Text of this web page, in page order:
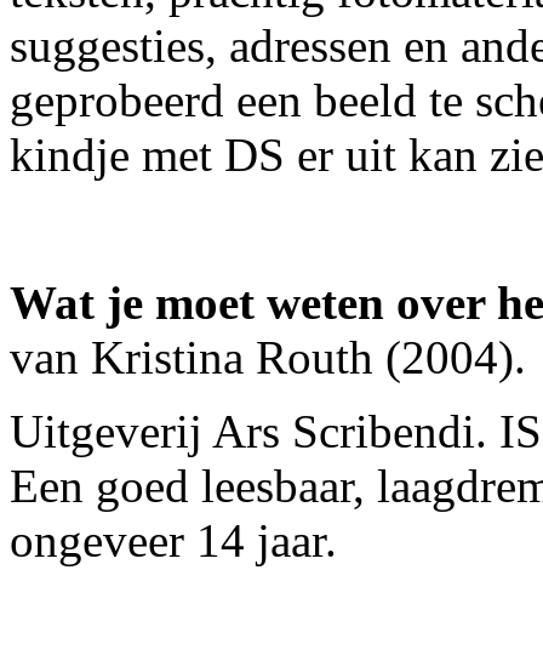
suggesties, adressen en
geprobeerd een beeld te
kindje met DS er uit kan
Wat je moet weten over
van Kristina Routh (2004).
Uitgeverij Ars Scribendi.
Een goed leesbaar,
ongeveer 14 jaar.